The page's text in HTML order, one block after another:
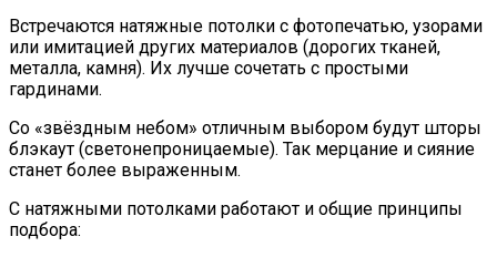
Встречаются натяжные потолки с фотопечатью, узорами
или имитацией других материалов (дорогих тканей,
металла, камня). Их лучше сочетать с простыми
гардинами.
Со «звёздным небом» отличным выбором будут шторы
блэкаут (светонепроницаемые). Так мерцание и сияние
станет более выраженным.
С натяжными потолками работают и общие принципы
подбора: